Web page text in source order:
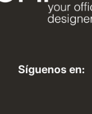
Síguenos en: